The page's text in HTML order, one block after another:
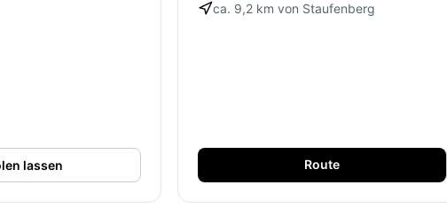
lassen
ca. 9,2 km von Staufenberg
Route